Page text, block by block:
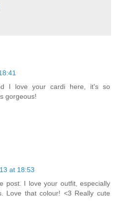
I love your cardi here, it's so
gorgeous!
at 18:53
post. I love your outfit, especially
Love that colour! <3 Really cute